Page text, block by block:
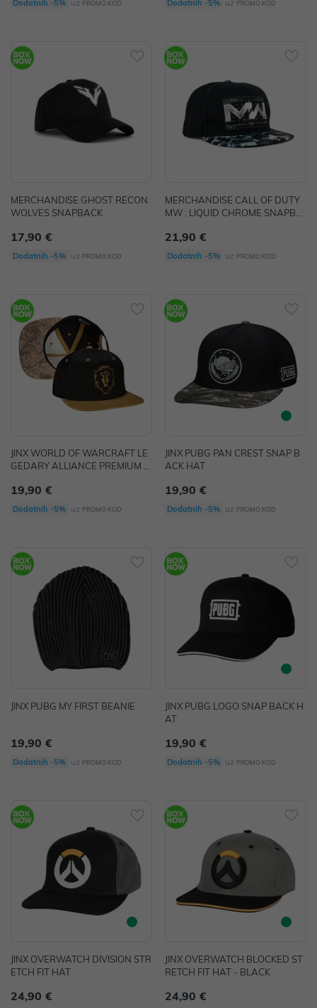
Dodatnih -5% uz PROMO KOD Dodatnih -5% uz PROMO KOD
MERCHANDISE GHOST RECON
WOLVES SNAPBACK
17,90 €
Dodatnih -5% uz PROMO KOD
MERCHANDISE CALL OF DUTY
MW : LIQUID CHROME SNAPBA
21,90 €
Dodatnih -5% uz PROMO KOD
JINX WORLD OF WARCRAFT LE
GEDARY ALLIANCE PREMIUM S
19,90 €
Dodatnih -5% uz PROMO KOD
JINX PUBG PAN CREST SNAP B
ACK HAT
19,90 €
Dodatnih -5% uz PROMO KOD
JINX PUBG MY FIRST BEANIE
19,90 €
Dodatnih -5% uz PROMO KOD
JINX PUBG LOGO SNAP BACK H
AT
19,90 €
Dodatnih -5% uz PROMO KOD
JINX OVERWATCH DIVISION STR
ETCH FIT HAT
24,90 €
JINX OVERWATCH BLOCKED ST
RETCH FIT HAT - BLACK
24,90 €